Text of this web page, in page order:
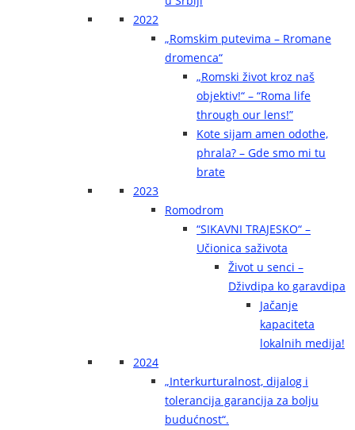
2022
„Romskim putevima – Rromane
dromenca“
„Romski život kroz naš
objektiv!“ – “Roma life
through our lens!”
Kote sijam amen odothe,
phrala? – Gde smo mi tu
brate
2023
Romodrom
“SIKAVNI TRAJESKO“ –
Učionica saživota
Život u senci –
Dživdipa ko garavdipa
Jačanje
kapaciteta
lokalnih medija!
2024
„Interkurturalnost, dijalog i
tolerancija garancija za bolju
budućnost“.